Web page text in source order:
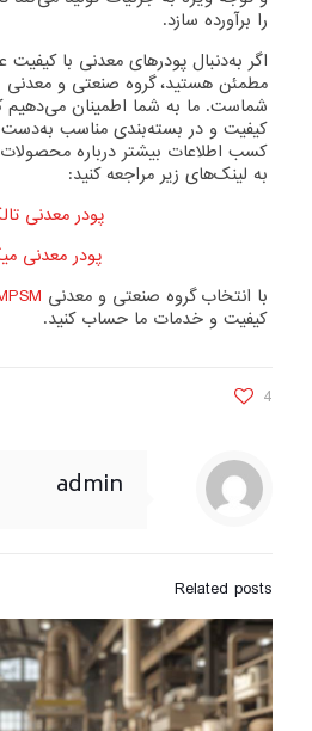
را برآورده سازد.
اگر به‌دنبال پودرهای معدنی با کیفیت
شماست. ما به شما اطمینان می‌دهیم
کیفیت و در بسته‌بندی مناسب
کسب اطلاعات بیشتر درباره محصولات
به لینک‌های زیر مراجعه کنید:
پودر معدنی
پودر معدنی
با انتخاب گروه صنعتی و معدنی
کیفیت و خدمات ما حساب کنید.
4
admin
Related posts